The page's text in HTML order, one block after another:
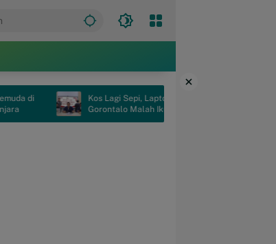
×
Kos Lagi Sepi, Laptop Mahasiswa di
Gorontalo Malah Ikut “Check Out”